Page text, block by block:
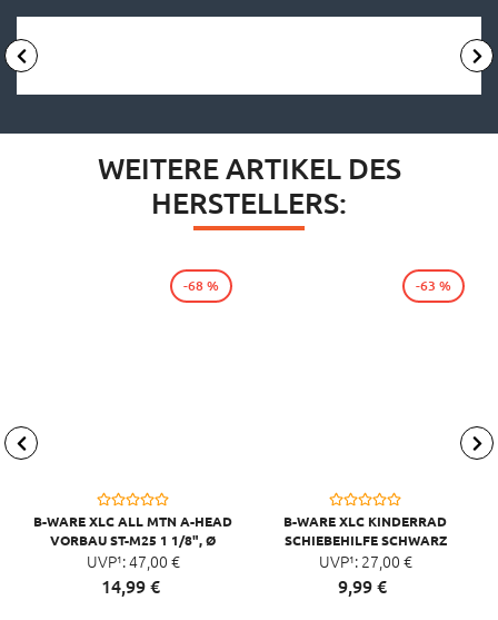
WEITERE ARTIKEL DES
HERSTELLERS:
B-WARE XLC ALL MTN A-HEAD
VORBAU ST-M25 1 1/8", Ø
31,8MM, 65MM, 0°
SCHWARZ/GLANZ
UVP¹:47,00 €
14,99 €
-68 %
B-WARE XLC KINDERRAD
SCHIEBEHILFE SCHWARZ
UVP¹: 27,00 €
9,99€
-63 %